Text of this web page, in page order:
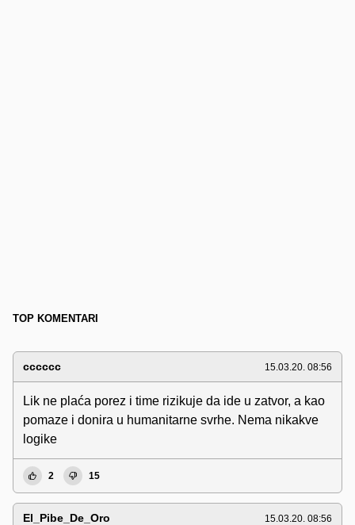
TOP KOMENTARI
cccccc 15.03.20. 08:56
Lik ne plaća porez i time rizikuje da ide u zatvor, a kao
pomaze i donira u humanitarne svrhe. Nema nikakve
logike
2 15
El_Pibe_De_Oro 15.03.20. 08:56